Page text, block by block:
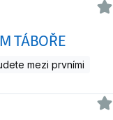
TÁBOŘE
mezi prvními